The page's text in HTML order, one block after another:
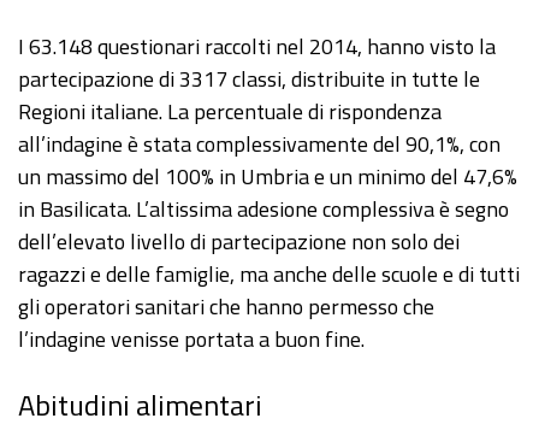
I 63.148 questionari raccolti nel 2014, hanno visto la
partecipazione di 3317 classi, distribuite in tutte le
Regioni italiane. La percentuale di rispondenza
all’indagine è stata complessivamente del 90,1%, con
un massimo del 100% in Umbria e un minimo del 47,6%
in Basilicata. L’altissima adesione complessiva è segno
dell’elevato livello di partecipazione non solo dei
ragazzi e delle famiglie, ma anche delle scuole e di tutti
gli operatori sanitari che hanno permesso che
l’indagine venisse portata a buon fine.
Abitudini alimentari